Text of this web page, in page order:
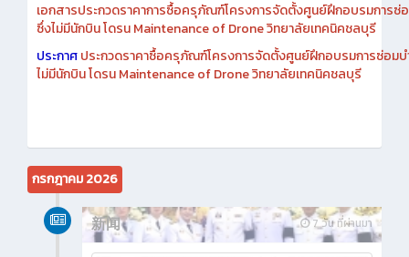
เอกสารประกวดราคาการซื้อครุภัณฑ์โครงการจัดตั้งศูนย์ฝึกอบรมการซ่
ซึ่งไม่มีนักบิน โดรน Maintenance of Drone วิทยาลัยเทคนิคชลบุรี
ประกาศประกวดราคาซื้อครุภัณฑ์โครงการจัดตั้งศูนย์ฝึกอบรมการซ่อมบ
ไม่มีนักบิน โดรน Maintenance of Drone วิทยาลัยเทคนิคชลบุรี
กรกฎาคม 2026
7 วัน ที่ผ่านมา
新闻